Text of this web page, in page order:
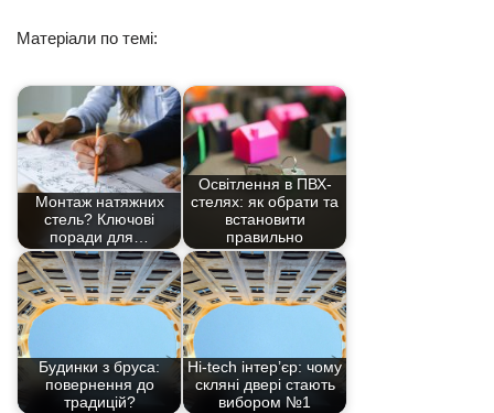
Матеріали по темі:
Монтаж натяжних
стель? Ключові
поради для…
Освітлення в ПВХ-
стелях: як обрати та
встановити
правильно
Будинки з бруса:
повернення до
традицій?
Hi-tech інтер’єр: чому
скляні двері стають
вибором №1